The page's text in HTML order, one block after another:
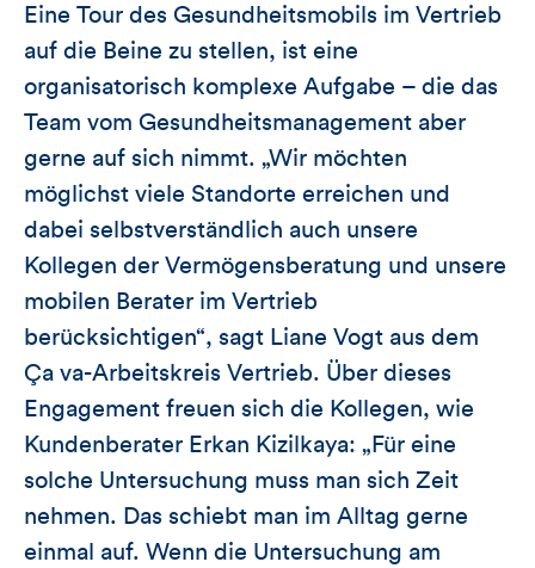
Eine Tour des Gesundheitsmobils im Vertrieb
auf die Beine zu stellen, ist eine
organisatorisch komplexe Aufgabe – die das
Team vom Gesundheitsmanagement aber
gerne auf sich nimmt. „Wir möchten
möglichst viele Standorte erreichen und
dabei selbstverständlich auch unsere
Kollegen der Vermögensberatung und unsere
mobilen Berater im Vertrieb
berücksichtigen“, sagt Liane Vogt aus dem
Ça va-Arbeitskreis Vertrieb. Über dieses
Engagement freuen sich die Kollegen, wie
Kundenberater Erkan Kizilkaya: „Für eine
solche Untersuchung muss man sich Zeit
nehmen. Das schiebt man im Alltag gerne
einmal auf. Wenn die Untersuchung am